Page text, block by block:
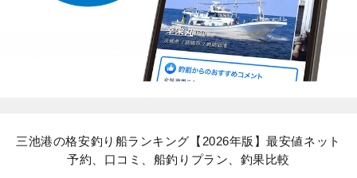
三池港の格安釣り船ランキング【2026年版】最安値ネット
予約、口コミ、船釣りプラン、釣果比較